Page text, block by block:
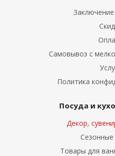
Самовывоз с
Политика
Посуда и
Декор,
Товары для